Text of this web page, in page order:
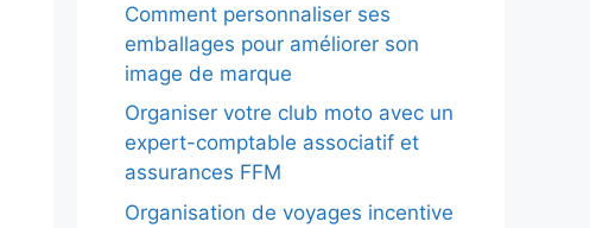
Comment personnaliser ses
emballages pour améliorer son
image de marque
Organiser votre club moto avec un
expert-comptable associatif et
assurances FFM
Organisation de voyages incentive